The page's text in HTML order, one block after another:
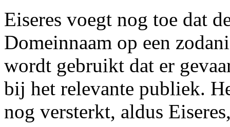
Eiseres voegt nog toe dat
Domeinnaam op een
wordt gebruikt dat er
bij het relevante publiek.
nog versterkt, aldus